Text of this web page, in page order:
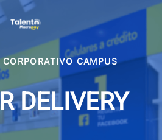
CORPORATIVO CAMPUS
DELIVERY